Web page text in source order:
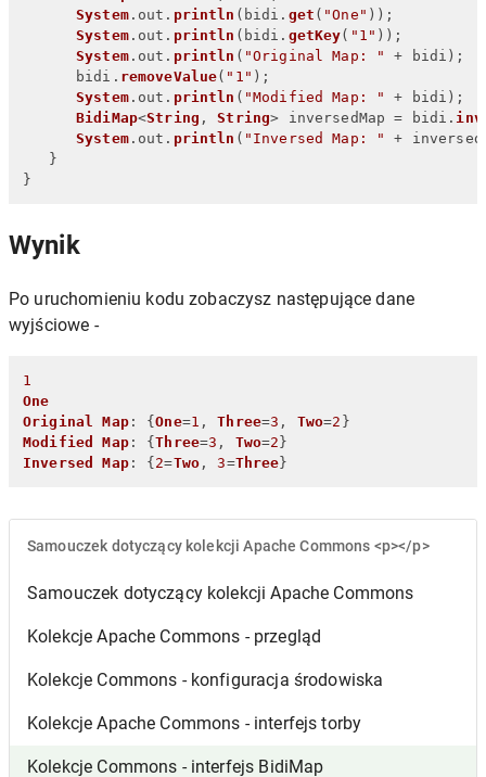
System. out . println (bidi. get ( "One" ));
System. out . println (bidi. getKey( "1" ));
System. out . println ( "Original Map: "
+ bidi);
      bidi.
removeValue( "1" );
System. out . println ( "Modified Map: "
+ bidi);
BidiMap<String , String> inversedMap = bidi.
System. out . println ( "Inversed Map: "
+
   }
}
Wynik
Po uruchomieniu kodu zobaczysz następujące dane
wyjściowe -
1
One
Original
Map: {One=1 , Three=3 , Two=2
Modified
Map: {Three=3 , Two=2
Inversed
Map: {2=Two , 3=Three}
Samouczek dotyczący kolekcji Apache Commons <p></p>
Samouczek dotyczący kolekcji Apache Commons
Kolekcje Apache Commons - przegląd
Kolekcje Commons - konfiguracja środowiska
Kolekcje Apache Commons - interfejs torby
Kolekcje Commons - interfejs BidiMap